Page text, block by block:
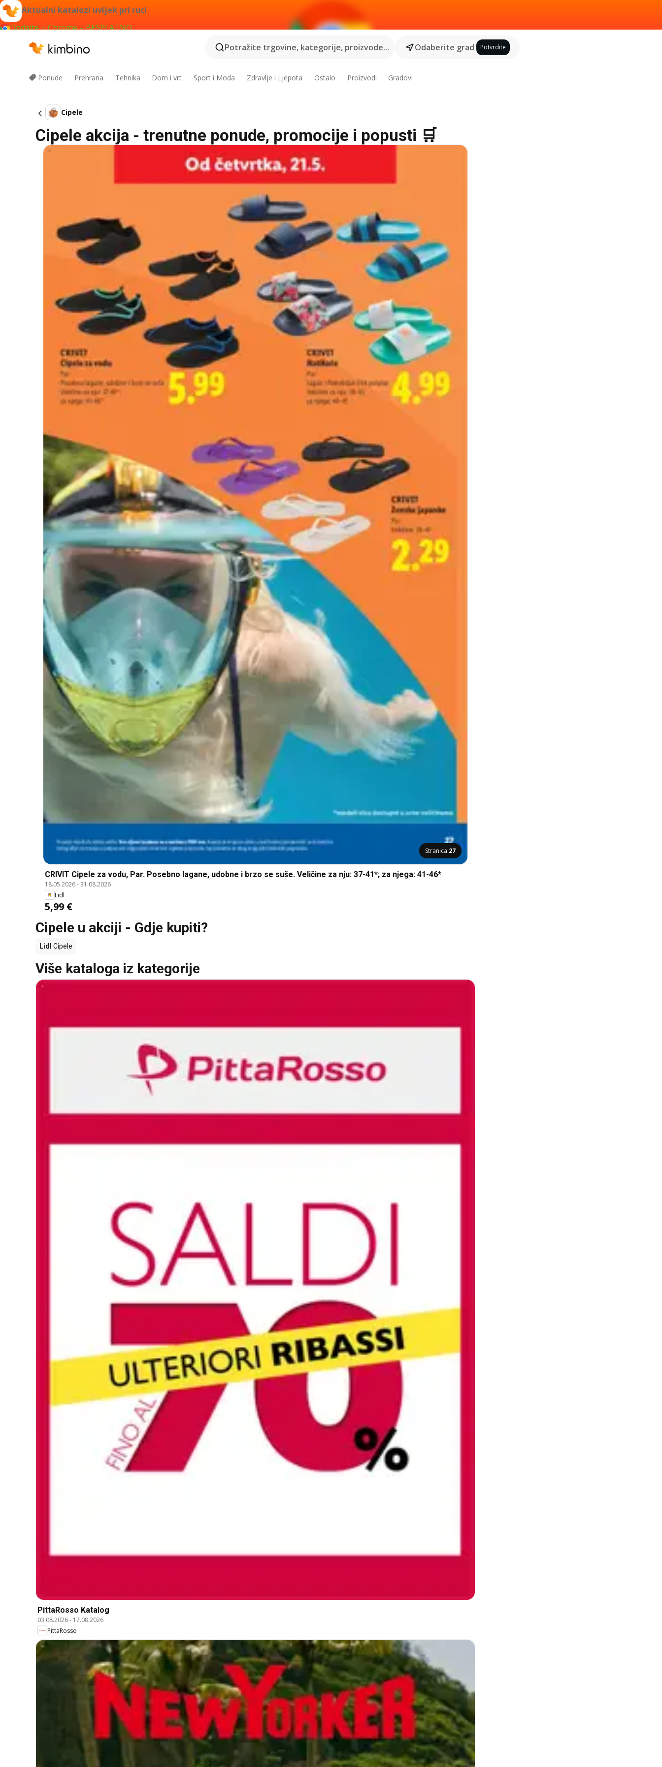
Aktualni katalozi uvijek pri ruci
Dodajte u Chrome – BESPLATNO
Potražite trgovine, kategorije, proizvode...
Odaberite grad Potvrdite
Ponude Prehrana Tehnika Dom i vrt Sport i Moda Zdravlje i Ljepota Ostalo Proizvodi Gradovi
Cipele
Cipele akcija - trenutne ponude, promocije i popusti 🛒
Stranica 27
CRIVIT Cipele za vodu, Par. Posebno lagane, udobne i brzo se suše. Veličine za nju: 37-41*; za njega: 41-46*
18.05.2026-31.08.2026
Lidl
5,99 €
Cipele u akciji - Gdje kupiti?
Lidl Cipele
Više kataloga iz kategorije
PittaRosso Katalog
03.08.2026- 17.08.2026
PittaRosso